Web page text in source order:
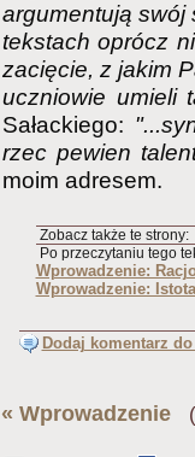
argumentują swój
tekstach oprócz
zacięcie, z jakim
uczniowie umieli
Sałackiego:
rzec pewien
moim adresem.
Zobacz także te strony:
Po przeczytaniu tego
Wprowadzenie:
Wprowadzenie:
Dodaj komentarz
« Wprowadzenie